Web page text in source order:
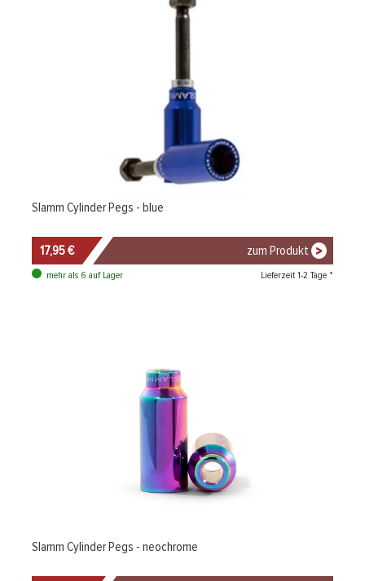
Slamm Cylinder Pegs - blue
17,95 € zum Produkt
mehr als 6 auf Lager Lieferzeit 1-2 Tage *
Slamm Cylinder Pegs - neochrome